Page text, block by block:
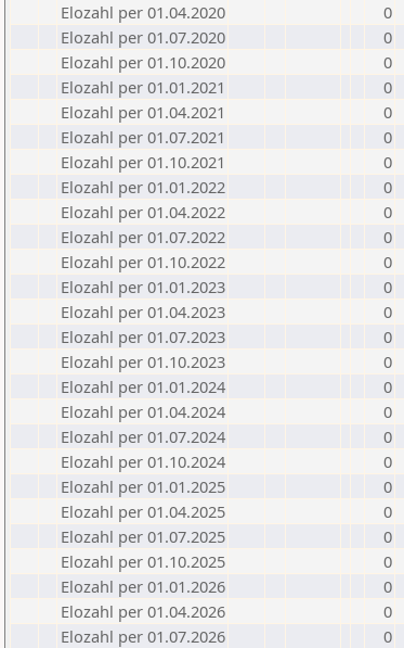
Elozahl per 01.04.2020
0
Elozahl per 01.07.2020
0
Elozahl per 01.10.2020
0
Elozahl per 01.01.2021
0
Elozahl per 01.04.2021
0
Elozahl per 01.07.2021
0
Elozahl per 01.10.2021
0
Elozahl per 01.01.2022
0
Elozahl per 01.04.2022
0
Elozahl per 01.07.2022
0
Elozahl per 01.10.2022
0
Elozahl per 01.01.2023
0
Elozahl per 01.04.2023
0
Elozahl per 01.07.2023
0
Elozahl per 01.10.2023
0
Elozahl per 01.01.2024
0
Elozahl per 01.04.2024
0
Elozahl per 01.07.2024
0
Elozahl per 01.10.2024
0
Elozahl per 01.01.2025
0
Elozahl per 01.04.2025
0
Elozahl per 01.07.2025
0
Elozahl per 01.10.2025
0
Elozahl per 01.01.2026
0
Elozahl per 01.04.2026
0
Elozahl per 01.07.2026
0